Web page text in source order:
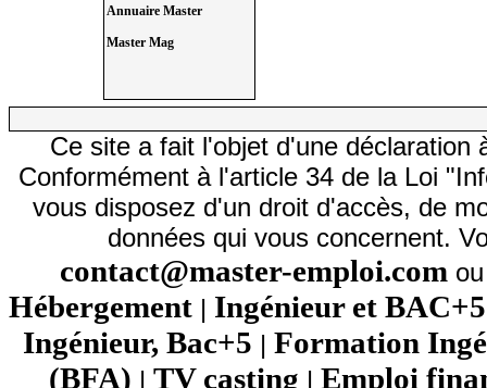
Annuaire Master
Master Mag
Ce site a fait l'objet d'une déclaration
Conformément à l'article 34 de la Loi
vous disposez d'un droit d'accès, de
données qui vous concernent.
contact@master-emploi.com
Hébergement | Ingénieur et
Ingénieur, Bac+5 | Formation
(BFA) | TV casting | Emploi